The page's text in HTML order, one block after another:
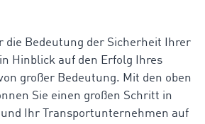
die Bedeutung der Sicherheit Ihrer
in Hinblick auf den Erfolg Ihres
großer Bedeutung. Mit den oben
Sie einen großen Schritt in
Ihr Transportunternehmen auf